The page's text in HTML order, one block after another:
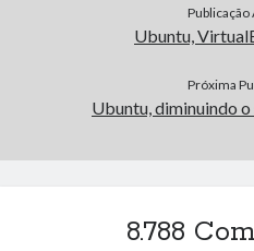
Ubuntu,
Próxima
Ubuntu, diminuindo
8.788